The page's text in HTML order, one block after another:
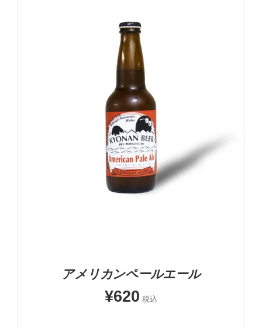
お買い物カゴに追加
詳細
アメリカンペールエール
¥620 税込